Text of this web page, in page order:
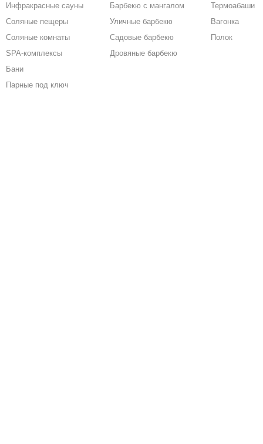
Инфракрасные сауны
Соляные пещеры
Соляные комнаты
SPA-комплексы
Бани
Парные под ключ
Барбекю с мангалом
Уличные барбекю
Садовые барбекю
Дровяные барбекю
Термоабаши
Вагонка
Полок